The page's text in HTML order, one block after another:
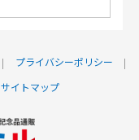
プライバシーポリシー
サイトマップ